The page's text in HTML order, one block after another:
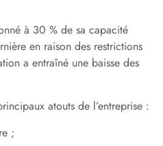
à 30 % de sa capacité
en raison des restrictions
a entraîné une baisse des
atouts de l’entreprise :
;